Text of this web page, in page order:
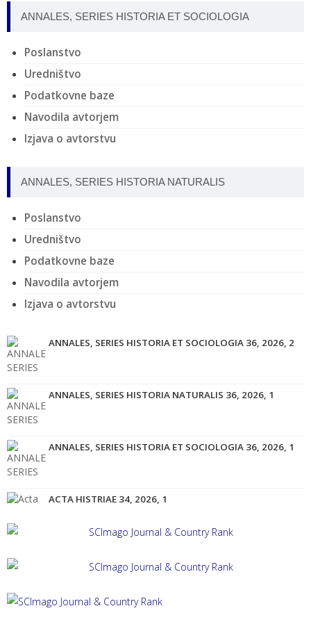
ANNALES, SERIES HISTORIA ET SOCIOLOGIA
Poslanstvo
Uredništvo
Podatkovne baze
Navodila avtorjem
Izjava o avtorstvu
ANNALES, SERIES HISTORIA NATURALIS
Poslanstvo
Uredništvo
Podatkovne baze
Navodila avtorjem
Izjava o avtorstvu
ANNALES, SERIES HISTORIA ET SOCIOLOGIA 36, 2026, 2
ANNALES, SERIES HISTORIA NATURALIS 36, 2026, 1
ANNALES, SERIES HISTORIA ET SOCIOLOGIA 36, 2026, 1
ACTA HISTRIAE 34, 2026, 1
ANNALES, SERIES HISTORIA ET SOCIOLOGIA 35, 2025, 4